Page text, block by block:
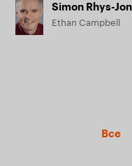
Simon Rhys-
Ethan Campbell
Все